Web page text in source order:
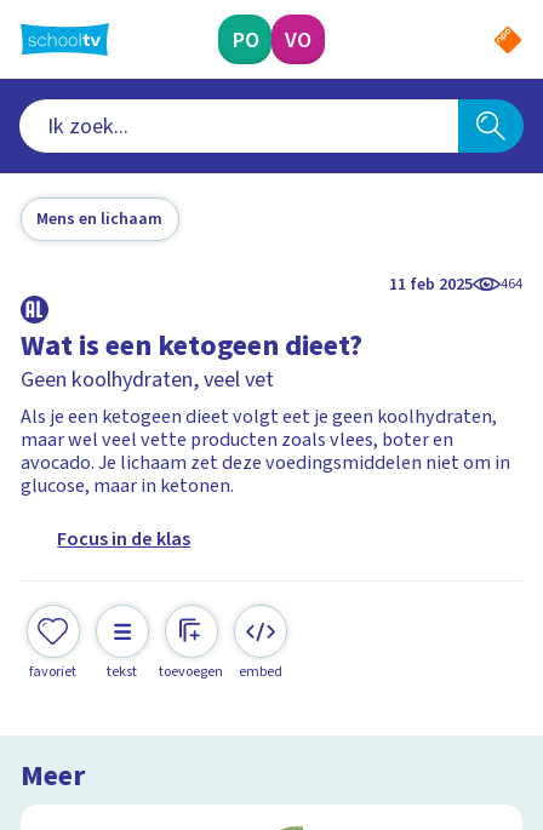
naar
hoofdinhoud
PO VO
Mens en lichaam
11 feb 2025 464
Wat is een ketogeen dieet?
Geen koolhydraten, veel vet
Als je een ketogeen dieet volgt eet je geen koolhydraten,
maar wel veel vette producten zoals vlees, boter en
avocado. Je lichaam zet deze voedingsmiddelen niet om in
glucose, maar in ketonen.
Focus in de klas
favoriet tekst toevoegen embed
Meer